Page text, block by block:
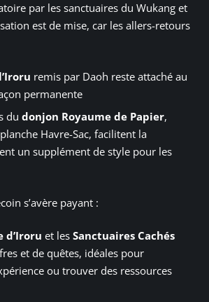
par les sanctuaires du Wukang et
est de mise, car les allers-retours
remis par Daoh reste attaché au
permanente
du donjon Royaume de Papier,
Havre-Sac, facilitent la
un supplément de style pour les
s’avère payant :
d’Iroru et les Sanctuaires Cachés
et de quêtes, idéales pour
ou trouver des ressources